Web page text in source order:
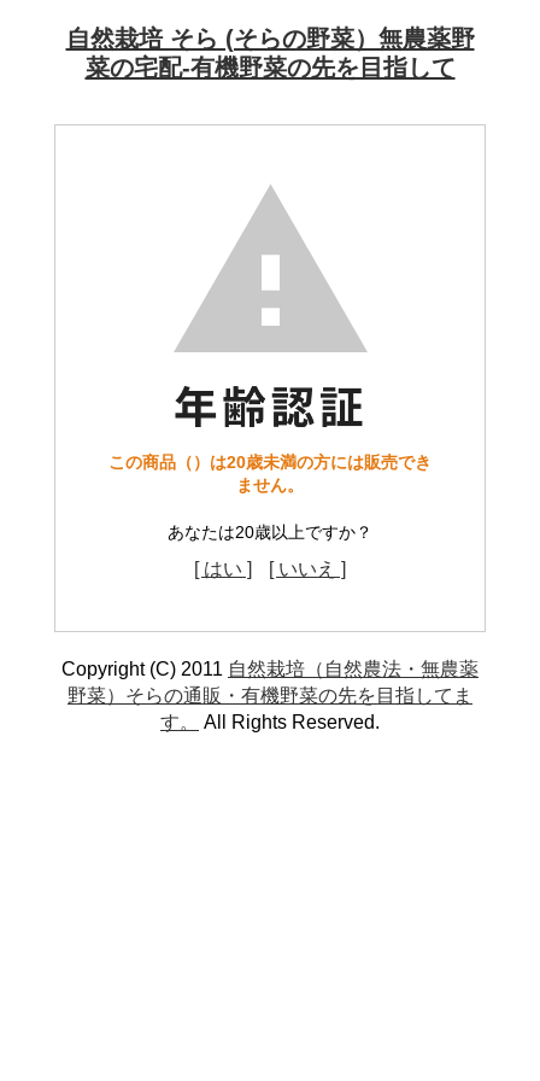
自然栽培 そら (そらの野菜）無農薬野
菜の宅配-有機野菜の先を目指して
この商品（）は20歳未満の方には販売でき
ません。
あなたは20歳以上ですか？
[ はい ] [ いいえ ]
Copyright (C) 2011 自然栽培（自然農法・無農薬
野菜）そらの通販・有機野菜の先を目指してま
す。
All Rights Reserved.